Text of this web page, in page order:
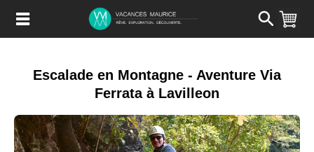
Contenu
Escalade en Montagne - Aventure Via
Ferrata à Lavilleon